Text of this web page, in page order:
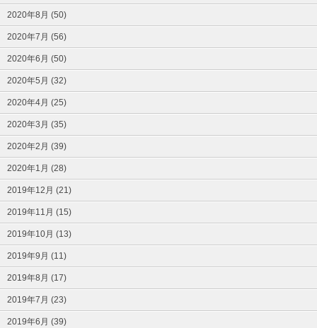
2020年8月 (50)
2020年7月 (56)
2020年6月 (50)
2020年5月 (32)
2020年4月 (25)
2020年3月 (35)
2020年2月 (39)
2020年1月 (28)
2019年12月 (21)
2019年11月 (15)
2019年10月 (13)
2019年9月 (11)
2019年8月 (17)
2019年7月 (23)
2019年6月 (39)